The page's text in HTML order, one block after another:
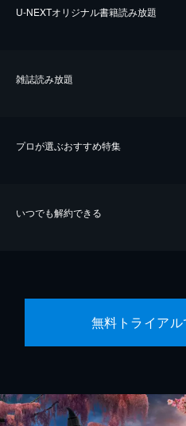
U-NEXTオリジナル書籍読み放題
雑誌読み放題
プロが選ぶおすすめ特集
いつでも解約できる
無料トライア